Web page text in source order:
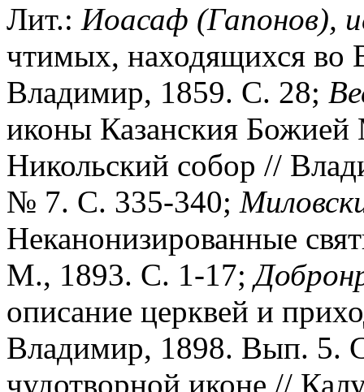
Лит.: Иоасаф (Гапонов),
чтимых, находящихся во
Владимир, 1859. С. 28;
иконы Казанския Божией
Никольский собор //
№ 7. С. 335-340;
Неканонизированные
М., 1893. С. 1-17;
описание церквей и
Владимир, 1898. Вып. 5.
чудотворной иконе //